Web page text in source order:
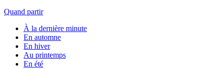
Quand partir
À la dernière minute
En automne
En hiver
Au printemps
En été